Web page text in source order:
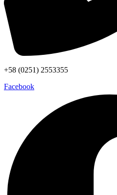
+58 (0251) 2553355
Facebook